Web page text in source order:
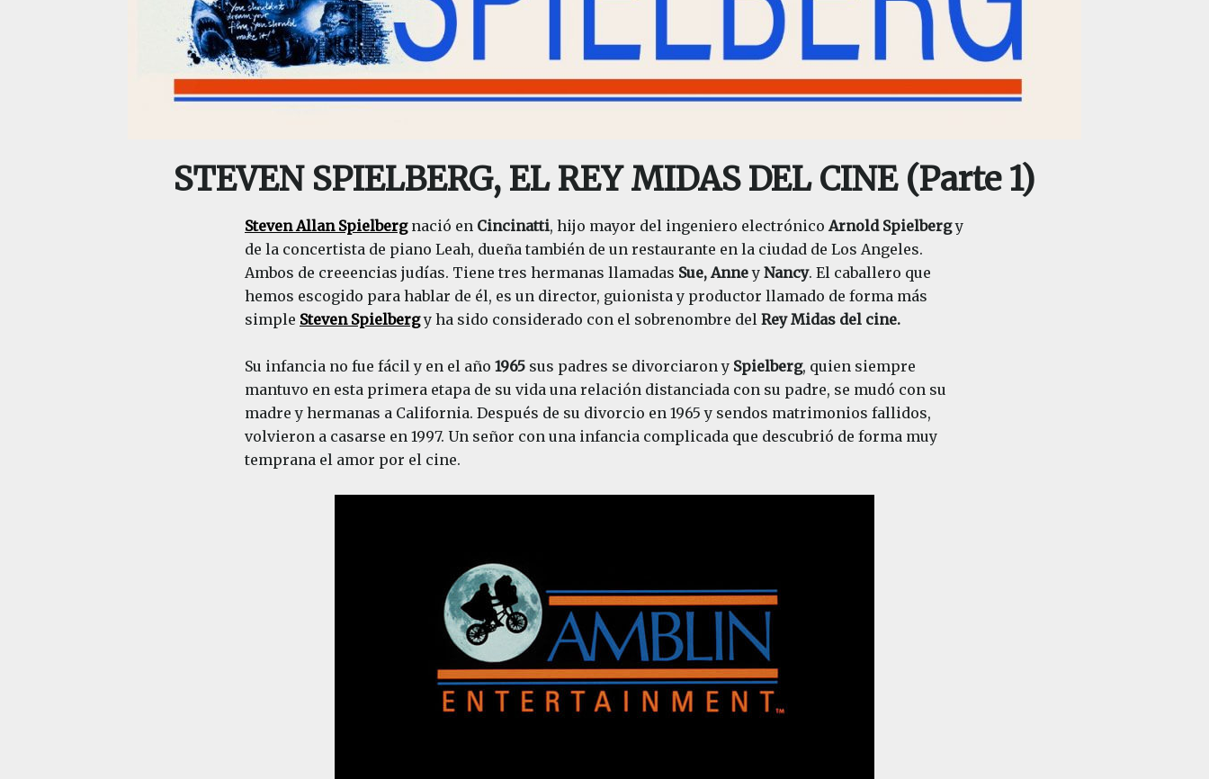
STEVEN SPIELBERG, EL REY MIDAS DEL CINE (Parte 1)
Steven Allan Spielbergnació en Cincinatti, hijo mayor del ingeniero electrónicoArnold Spielbergy
de la concertista de piano Leah, dueña también de un restaurante en la ciudad de Los Angeles.
Ambos de creeencias judías. Tiene tres hermanas llamadas Sue, Anney Nancy. El caballero que
hemos escogido para hablar de él, es un director, guionista y productor llamado de forma más
simple Steven Spielbergy ha sido considerado con el sobrenombre del Rey Midas del cine.
Su infancia no fue fácil y en el año 1965 sus padres se divorciaron y Spielberg, quien siempre
mantuvo en esta primera etapa de su vida una relación distanciada con su padre, se mudó con su
madre y hermanas a California. Después de su divorcio en 1965 y sendos matrimonios fallidos,
volvieron a casarse en 1997. Un señor con una infancia complicada que descubrió de forma muy
temprana el amor por el cine.